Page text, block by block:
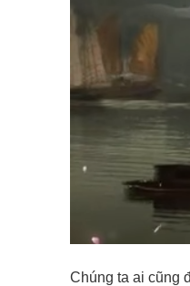
Chúng ta ai cũng